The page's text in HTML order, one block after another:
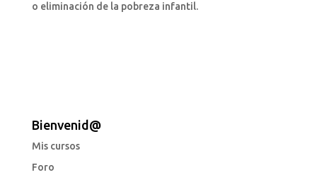
o eliminación de la pobreza infantil.
Bienvenid@
Mis cursos
Foro